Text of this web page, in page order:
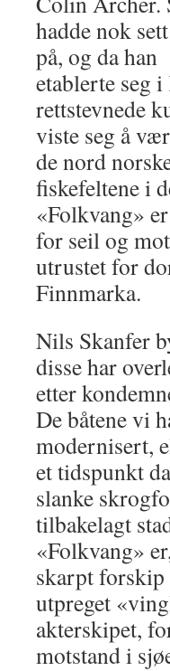
hadde nok
på, og da han
etablerte seg
rettstevnede
viste seg å
de nord
fiskefeltene i
«Folkvang»
for seil og
utrustet for
Finnmarka.
Nils Skanfer
disse har
etter
De båtene vi
modernisert,
et tidspunkt
slanke
tilbakelagt
«Folkvang»
skarpt
utpreget
akterskipet,
motstand i